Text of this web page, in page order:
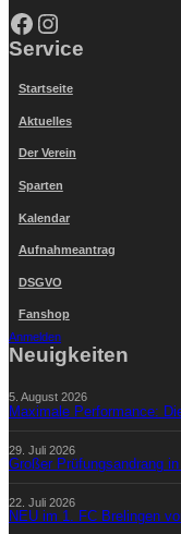
Facebook Instagram
Service
Startseite
Aktuelles
Der Verein
Sparten
Kalendar
Aufnahmeantrag
DSGVO
Fanshop
Anmelden
Neuigkeiten
5. August 2026
Maximale Performance:
29. Juli 2026
Großer Prüfungsandrang
22. Juli 2026
NEU im 1. FC Brelingen